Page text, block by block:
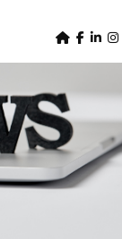
s
e
r
m
e
n